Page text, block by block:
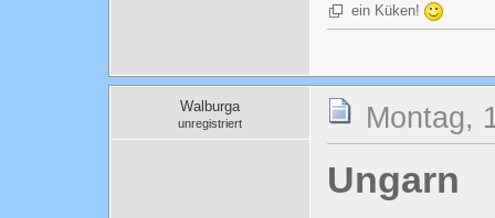
ein Küken!
Walburga
unregistriert Montag,
Ungarn